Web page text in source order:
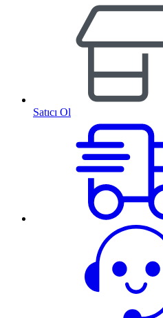
Satıcı Ol